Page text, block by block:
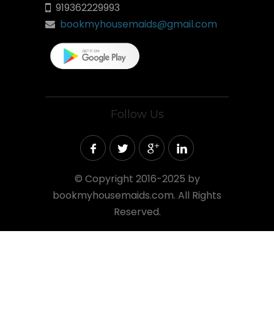
919362229993
bookmyhousemaids@gmail.com
Follow Us
© Copyright 2016-2025 by
bookmyhousemaids.com. All Rights
Reserved.